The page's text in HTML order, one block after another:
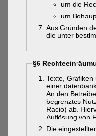
um die
um
Aus Gründen
die unter
§6
Texte, Grafiken
einer
An den
begrenztes
Radio) ab.
Auflösung von
Die